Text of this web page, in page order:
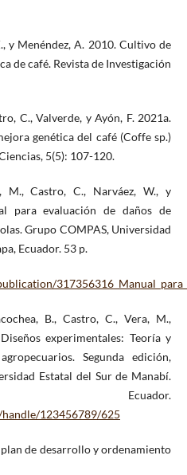
y Menéndez, A. 2010. Cultivo de
de café. Revista de Investigación
C., Valverde, y Ayón, F. 2021a.
genética del café (Coffe sp.)
5(5): 107-120.
M., Castro, C., Narváez, W., y
para evaluación de daños de
Grupo COMPAS, Universidad
Ecuador. 53 p.
B., Castro, C., Vera, M.,
experimentales: Teoría y
Segunda edición,
Estatal del Sur de Manabí.
Ecuador.
123456789/625
de desarrollo y ordenamiento